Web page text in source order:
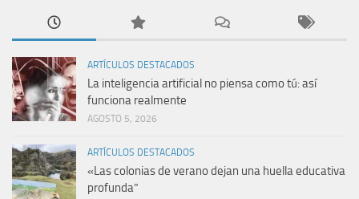
ARTÍCULOS DESTACADOS
La inteligencia artificial no piensa como tú: así
funciona realmente
AGOSTO 5, 2026
ARTÍCULOS DESTACADOS
«Las colonias de verano dejan una huella educativa
profunda”